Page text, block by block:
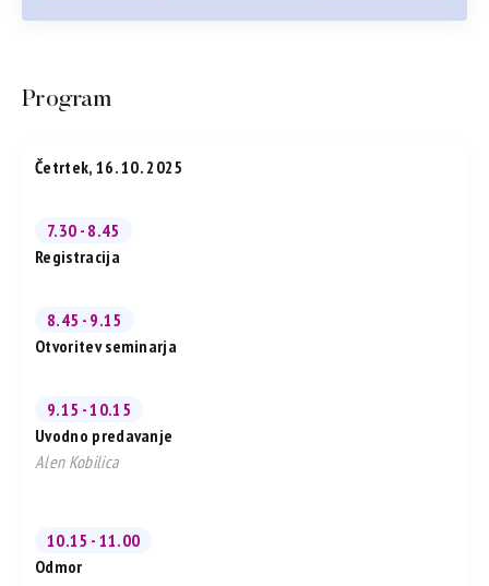
Program
Četrtek, 16. 10. 2025
7.30 - 8.45
Registracija
8.45 - 9.15
Otvoritev seminarja
9.15 - 10.15
Uvodno predavanje
Alen Kobilica
10.15 - 11.00
Odmor